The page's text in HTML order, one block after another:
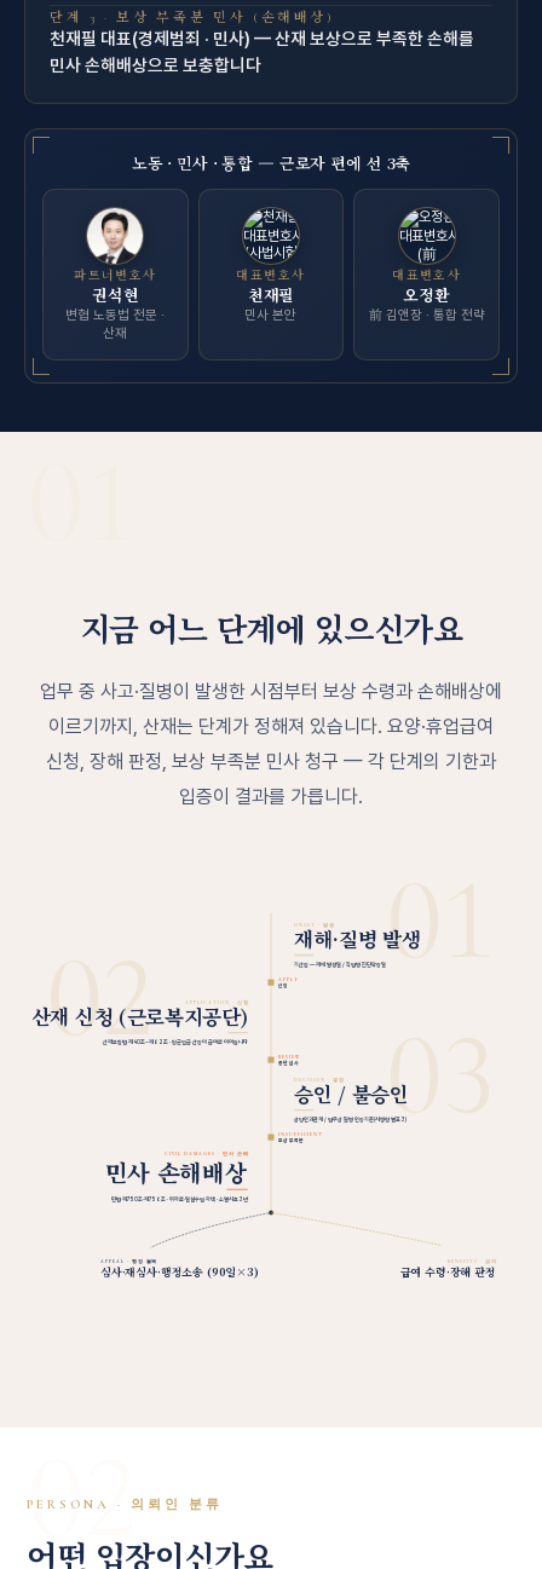
단계 3 · 보상 부족분 민사 (손해배상)
천재필 대표(경제범죄 · 민사) — 산재 보상으로 부족한 손해를
민사 손해배상으로 보충합니다
노동 · 민사 · 통합 — 근로자 편에 선 3축
파트너변호사
권석현
변협 노동법 전문 ·
산재
대표변호사
천재필
민사 본안
대표변호사
오정환
前 김앤장 · 통합 전략
지금 어느 단계에 있으신가요
업무 중 사고·질병이 발생한 시점부터 보상 수령과 손해배상에
이르기까지, 산재는 단계가 정해져 있습니다. 요양·휴업급여
신청, 장해 판정, 보상 부족분 민사 청구 — 각 단계의 기한과
입증이 결과를 가릅니다.
01
ONSET · 발생
재해·질병 발생
기산점 — 재해 발생일 / 직업병 진단확정일
APPLY
신청
02 APPLICATION · 신청
산재 신청 (근로복지공단)
산재보험법 제40조~제62조 · 평균임금 산정이 급여로 이어집니다
REVIEW
공단 심사 03
DECISION · 결정
승인 / 불승인
상당인과관계 / 업무상 질병 인정기준(시행령 별표 3)
INSUFFICIENT
보상 부족분
CIVIL DAMAGES · 민사 손배
민사 손해배상
민법 제750조·제756조 · 위자료·일실수입 차액 · 소멸시효 3년
APPEAL · 행정 불복
심사·재심사·행정소송 (90일×3)
BENEFITS · 급여
급여 수령·장해 판정
02
PERSONA · 의뢰인 분류
어떤 입장이신가요